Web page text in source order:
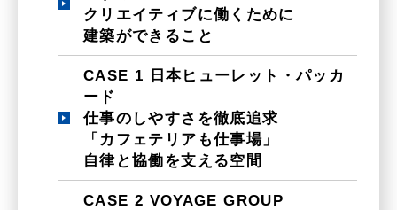
クリエイティブに働くために
建築ができること
CASE 1 日本ヒューレット・パッカ
ード
仕事のしやすさを徹底追求
「カフェテリアも仕事場」
自律と協働を支える空間
CASE 2 VOYAGE GROUP